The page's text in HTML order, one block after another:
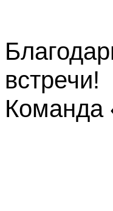
встречи!
Команда